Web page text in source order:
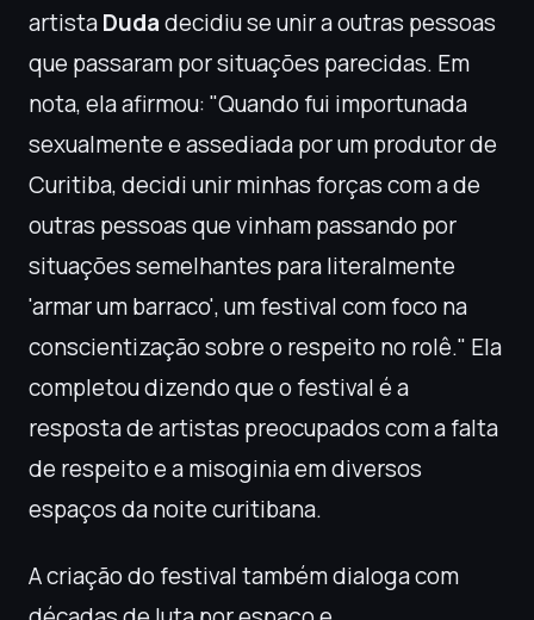
artistaDudadecidiu se unir a outras pessoas
que passaram por situações parecidas. Em
nota, ela afirmou: "Quando fui importunada
sexualmente e assediada por um produtor de
Curitiba, decidi unir minhas forças com a de
outras pessoas que vinham passando por
situações semelhantes para literalmente
'armar um barraco', um festival com foco na
conscientização sobre o respeito no rolê." Ela
completou dizendo que o festival é a
resposta de artistas preocupados com a falta
de respeito e a misoginia em diversos
espaços da noite curitibana.
A criação do festival também dialoga com